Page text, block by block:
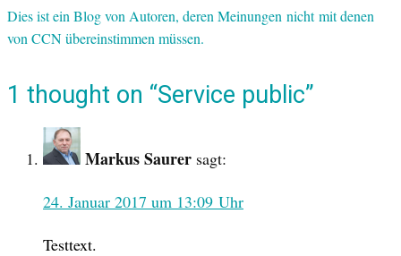
Dies ist ein Blog von Autoren, deren Meinungen nicht mit denen
von CCN übereinstimmen müssen.
1 thought on “Service public”
Markus Saurer sagt:
24. Januar 2017 um 13:09 Uhr
Testtext.